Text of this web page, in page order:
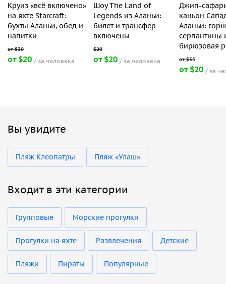
Круиз «всё включено»
на яхте Starcraft:
бухты Аланьи, обед и
напитки
от $20 за человека
Шоу The Land of
Legends из Аланьи:
билет и трансфер
включены
от $20 за человека
Джип-
каньон
Аланьи:
серпантины
бирюзовая
от $20 за
Вы увидите
Пляж Клеопатры Пляж «Улаш»
Входит в эти категории
Групповые Морские прогулки
Прогулки на яхте Развлечения Детские
Пляжи Пираты Популярные